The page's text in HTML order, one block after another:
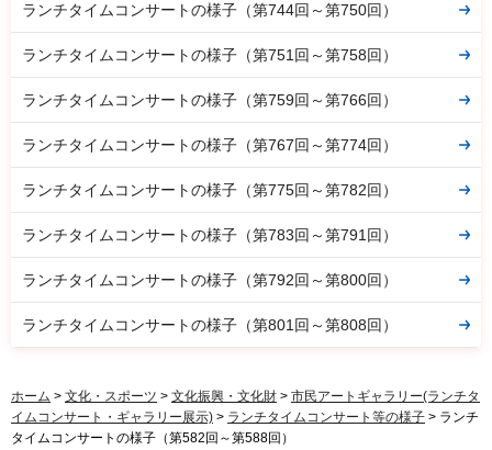
ランチタイムコンサートの様子（第744回～第750回）
ランチタイムコンサートの様子（第751回～第758回）
ランチタイムコンサートの様子（第759回～第766回）
ランチタイムコンサートの様子（第767回～第774回）
ランチタイムコンサートの様子（第775回～第782回）
ランチタイムコンサートの様子（第783回～第791回）
ランチタイムコンサートの様子（第792回～第800回）
ランチタイムコンサートの様子（第801回～第808回）
ホーム > 文化・スポーツ > 文化振興・文化財 > 市民アートギャラリー(ランチタ
イムコンサート・ギャラリー展示) > ランチタイムコンサート等の様子 > ランチ
タイムコンサートの様子（第582回～第588回）